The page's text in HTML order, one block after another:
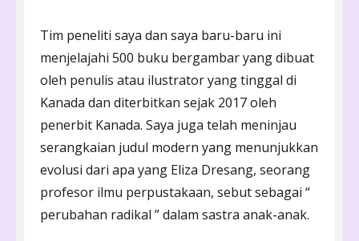
Tim peneliti saya dan saya baru-baru ini
menjelajahi 500 buku bergambar yang dibuat
oleh penulis atau ilustrator yang tinggal di
Kanada dan diterbitkan sejak 2017 oleh
penerbit Kanada. Saya juga telah meninjau
serangkaian judul modern yang menunjukkan
evolusi dari apa yang Eliza Dresang, seorang
profesor ilmu perpustakaan, sebut sebagai “
perubahan radikal ” dalam sastra anak-anak.